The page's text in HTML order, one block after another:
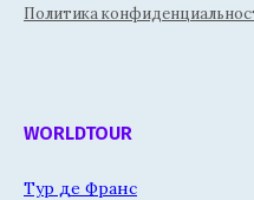
Политика
WORLDTOUR
Тур де Франс